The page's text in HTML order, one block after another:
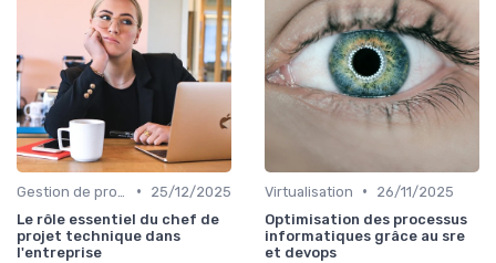
•
25/12/2025
Le rôle essentiel du chef de
projet technique dans
l'entreprise
Virtualisation •
26/11/2025
Optimisation des processus
informatiques grâce au sre
et devops